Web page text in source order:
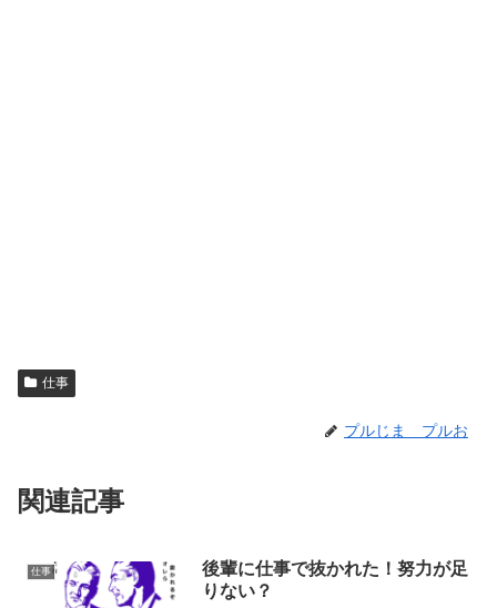
仕事
プルじま プルお
関連記事
仕事
後輩に仕事で抜かれた！努力が足
りない？